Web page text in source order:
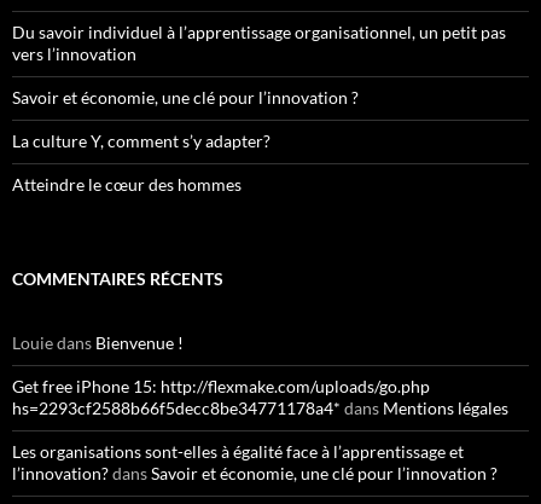
Du savoir individuel à l’apprentissage organisationnel, un petit pas
vers l’innovation
Savoir et économie, une clé pour l’innovation ?
La culture Y, comment s’y adapter?
Atteindre le cœur des hommes
COMMENTAIRES RÉCENTS
Louiedans Bienvenue !
Get free iPhone 15: http://flexmake.com/uploads/go.php
hs=2293cf2588b66f5decc8be34771178a4* dans Mentions légales
Les organisations sont-elles à égalité face à l’apprentissage et
l’innovation?dansSavoir et économie, une clé pour l’innovation ?